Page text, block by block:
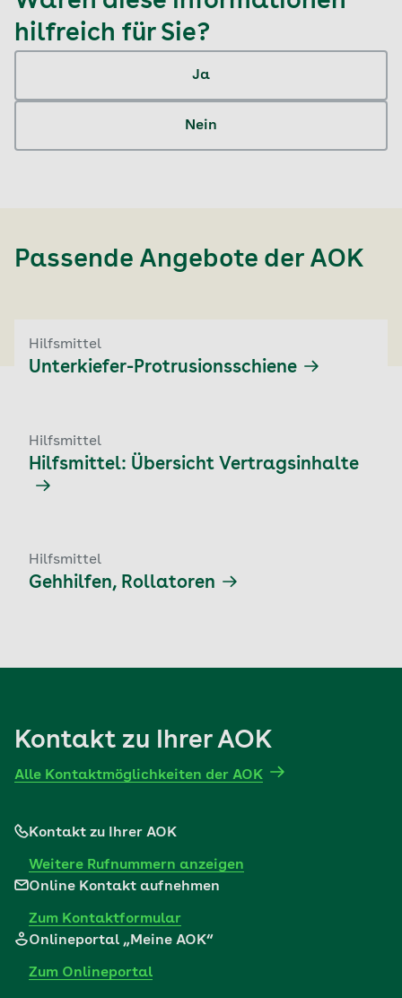
hilfreich für Sie?
Ja
Nein
Passende Angebote der AOK
Hilfsmittel
Unterkiefer-Protrusionsschiene
Hilfsmittel
Hilfsmittel: Übersicht Vertragsinhalte
Hilfsmittel
Gehhilfen, Rollatoren
Kontakt zu Ihrer AOK
Alle Kontaktmöglichkeiten der AOK
Kontakt zu Ihrer AOK
Weitere Rufnummern anzeigen
Online Kontakt aufnehmen
Zum Kontaktformular
Onlineportal „Meine AOK“
Zum Onlineportal